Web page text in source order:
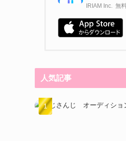
IRIAM Inc. 無
人気記事